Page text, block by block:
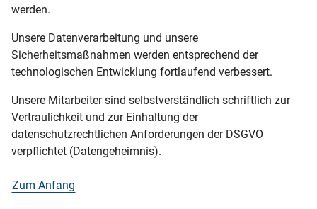
werden.
Unsere Datenverarbeitung und unsere
Sicherheitsmaßnahmen werden entsprechend der
technologischen Entwicklung fortlaufend verbessert.
Unsere Mitarbeiter sind selbstverständlich schriftlich zur
Vertraulichkeit und zur Einhaltung der
datenschutzrechtlichen Anforderungen der DSGVO
verpflichtet (Datengeheimnis).
Zum Anfang